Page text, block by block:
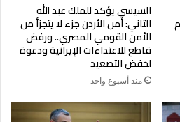
لتطبيق منظومة التأمين
بعد صدور قرار بنقل عدد من
العامة للرعاية الصحية تمهيدًا
السيسي يؤكد للملك عبد الله
الثاني: أمن الأردن جزء لا يتجزأ من
الأمن القومي المصري.. ورفض
قاطع للاعتداءات الإيرانية ودعوة
لخفض التصعيد
منذ أسبوع واحد